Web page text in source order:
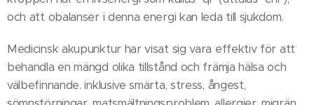
och att obalanser i denna energi kan leda till sjukdom.
Medicinsk akupunktur har visat sig vara effektiv för att
behandla en mängd olika tillstånd och främja hälsa och
välbefinnande. inklusive smärta, stress, ångest,